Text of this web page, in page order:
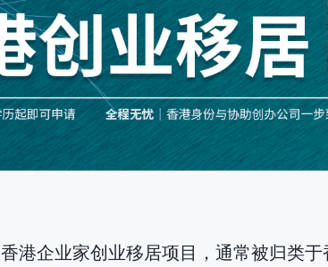
香港企业家创业移居项目，通常被归类